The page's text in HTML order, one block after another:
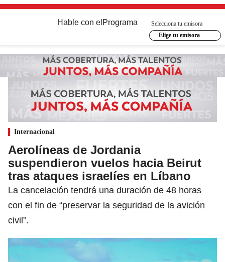
Hable con el Programa
Selecciona tu emisora
Elige tu emisora
Internacional
Aerolíneas de Jordania
suspendieron vuelos hacia Beirut
tras ataques israelíes en Líbano
La cancelación tendrá una duración de 48 horas
con el fin de “preservar la seguridad de la avición
civil”.